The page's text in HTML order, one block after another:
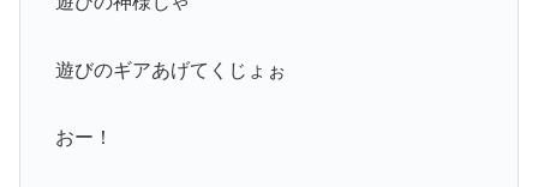
遊びのギアあげてくじょぉ
おー！